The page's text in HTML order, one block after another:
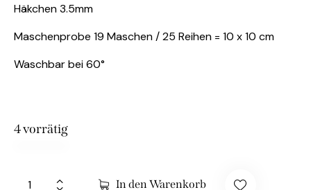
Häkchen 3.5mm
Maschenprobe 19 Maschen / 25 Reihen = 10 x 10 cm
Waschbar bei 60°
4 vorrätig
In den Warenkorb